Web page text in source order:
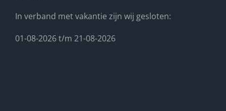
In verband met vakantie zijn wij gesloten:
01-08-2026 t/m 21-08-2026